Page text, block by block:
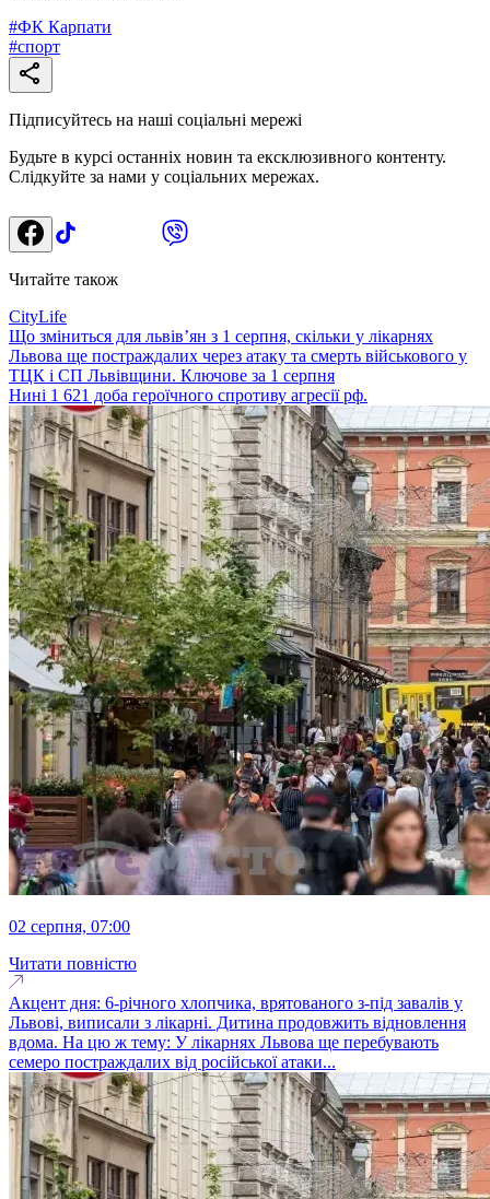
#ФК Карпати
#спорт
Підписуйтесь на наші соціальні мережі
Будьте в курсі останніх новин та ексклюзивного контенту.
Слідкуйте за нами у соціальних мережах.
Читайте також
CityLife
Що зміниться для львів’ян з 1 серпня, скільки у лікарнях
Львова ще постраждалих через атаку та смерть військового у
ТЦК і СП Львівщини. Ключове за 1 серпня
Нині 1 621 доба героїчного спротиву агресії рф.
02 серпня, 07:00
Читати повністю
Акцент дня: 6-річного хлопчика, врятованого з-під завалів у
Львові, виписали з лікарні. Дитина продовжить відновлення
вдома. На цю ж тему: У лікарнях Львова ще перебувають
семеро постраждалих від російської атаки...